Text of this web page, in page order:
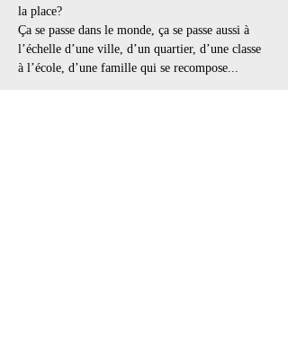
la place?
Ça se passe dans le monde, ça se passe aussi à
l’échelle d’une ville, d’un quartier, d’une classe
à l’école, d’une famille qui se recompose...